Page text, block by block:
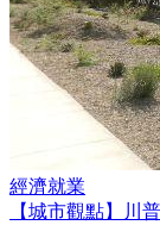
經濟就業
【城市觀點】川